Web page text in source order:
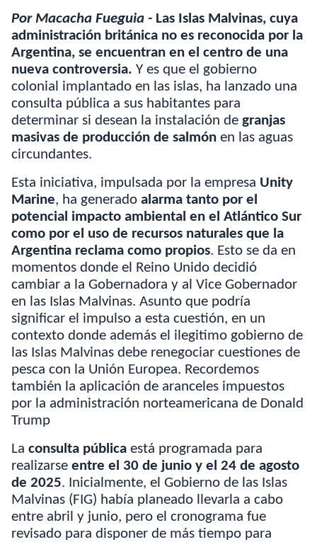
Por Macacha Fueguia - Las Islas Malvinas, cuya
administración británica no es reconocida por la
Argentina, se encuentran en el centro de una
nueva controversia. Y es que el gobierno
colonial implantado en las islas, ha lanzado una
consulta pública a sus habitantes para
determinar si desean la instalación de granjas
masivas de producción de salmón en las aguas
circundantes.
Esta iniciativa, impulsada por la empresa Unity
Marine, ha generado alarma tanto por el
potencial impacto ambiental en el Atlántico Sur
como por el uso de recursos naturales que la
Argentina reclama como propios. Esto se da en
momentos donde el Reino Unido decidió
cambiar a la Gobernadora y al Vice Gobernador
en las Islas Malvinas. Asunto que podría
significar el impulso a esta cuestión, en un
contexto donde además el ilegitimo gobierno de
las Islas Malvinas debe renegociar cuestiones de
pesca con la Unión Europea. Recordemos
también la aplicación de aranceles impuestos
por la administración norteamericana de Donald
Trump
La consulta pública está programada para
realizarse entre el 30 de junio y el 24 de agosto
de 2025. Inicialmente, el Gobierno de las Islas
Malvinas (FIG) había planeado llevarla a cabo
entre abril y junio, pero el cronograma fue
revisado para disponer de más tiempo para